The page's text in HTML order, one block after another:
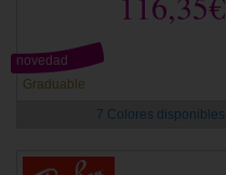
Graduable
novedad
7 Colores disponibles